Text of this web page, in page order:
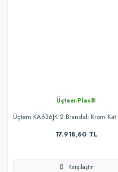
Üçtem-Plas®
Üçtem KA636JK 2 Brandalı Krom Kat
17.918,60 TL
Karşılaştır